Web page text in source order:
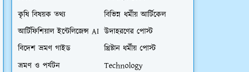
কৃষি বিষয়ক তথ্য
বিভিন্ন ধর্মীয় আর্টিকেল
আর্টিফিশিয়াল ইন্টেলিজেন্স AI উদাহরণের পোস্ট
বিদেশ ভ্রমণ গাইড
খ্রিষ্টান ধর্মীয় পোস্ট
ভ্রমণ ও পর্যটন
Technology